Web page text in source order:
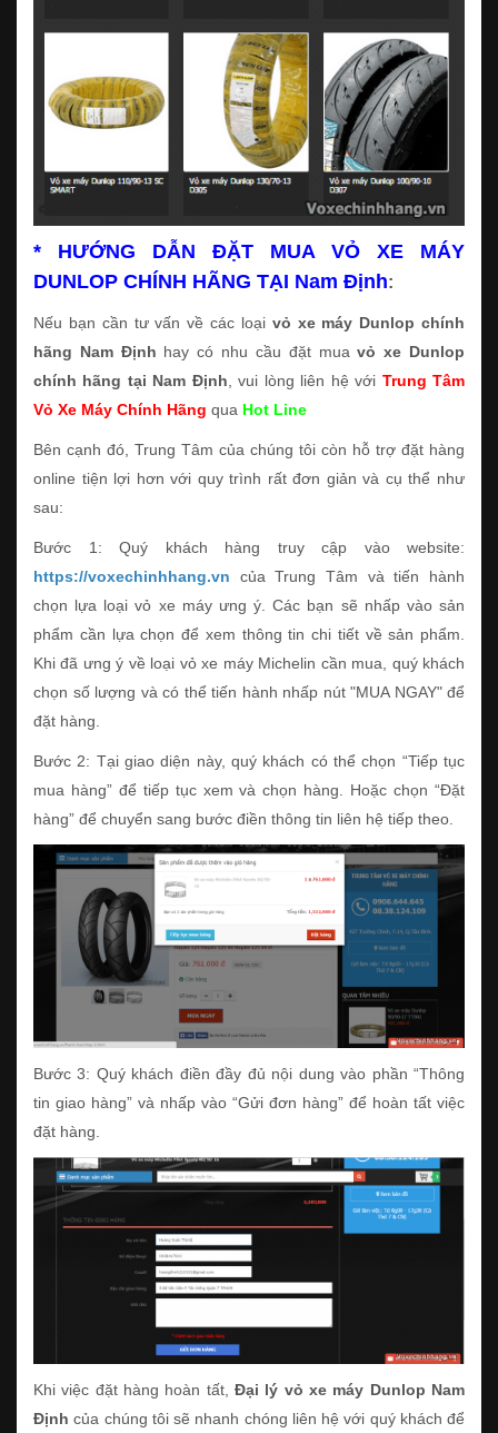
* HƯỚNG DẪN ĐẶT MUA VỎ XE MÁY
DUNLOP CHÍNH HÃNG TẠI Nam Định:
Nếu bạn cần tư vấn về các loại vỏ xe máy Dunlop chính
hãng Nam Định hay có nhu cầu đặt muavỏ xe Dunlop
chính hãng tại Nam Định, vui lòng liên hệ với Trung Tâm
Vỏ Xe Máy Chính Hãng qua Hot Line
Bên cạnh đó, Trung Tâm của chúng tôi còn hỗ trợ đặt hàng
online tiện lợi hơn với quy trình rất đơn giản và cụ thể như
sau:
Bước 1: Quý khách hàng truy cập vào website:
https://voxechinhhang.vn của Trung Tâm và tiến hành
chọn lựa loại vỏ xe máy ưng ý. Các bạn sẽ nhấp vào sản
phẩm cần lựa chọn để xem thông tin chi tiết về sản phẩm.
Khi đã ưng ý về loại vỏ xe máy Michelin cần mua, quý khách
chọn số lượng và có thể tiến hành nhấp nút "MUA NGAY" để
đặt hàng.
Bước 2: Tại giao diện này, quý khách có thể chọn “Tiếp tục
mua hàng” để tiếp tục xem và chọn hàng. Hoặc chọn “Đặt
hàng” để chuyển sang bước điền thông tin liên hệ tiếp theo.
Bước 3: Quý khách điền đầy đủ nội dung vào phần “Thông
tin giao hàng” và nhấp vào “Gửi đơn hàng” để hoàn tất việc
đặt hàng.
Khi việc đặt hàng hoàn tất, Đại lý vỏ xe máy Dunlop Nam
Định của chúng tôi sẽ nhanh chóng liên hệ với quý khách để